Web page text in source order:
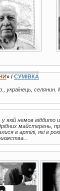
» / СУМІВКА
українець, селянин.
якій немов
майстерень,
в артілі, які в